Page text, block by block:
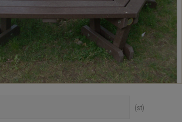
st